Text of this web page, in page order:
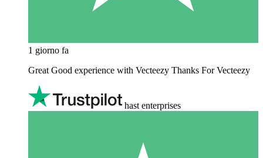
1 giorno fa
Great Good experience with Vecteezy Thanks For Vecteezy
hast enterprises